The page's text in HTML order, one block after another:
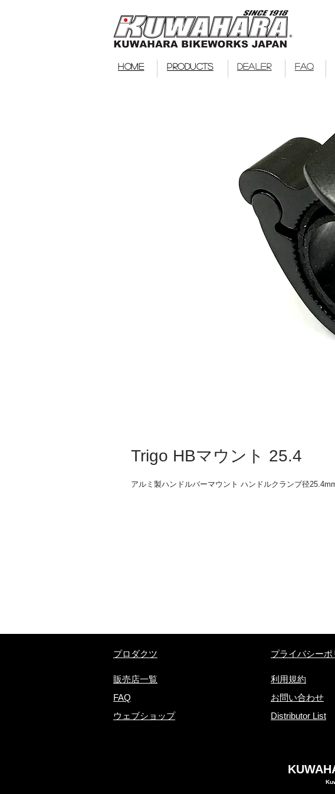
HOME PRODUCTS DEALER FAQ
Trigo HBマウント 25.4
アルミ製ハンドルバーマウント ハンドルクランプ径
​プロダクツ
販売店一覧
FAQ
ウェブショップ
プライバシーポ
利用規約
お問い合わせ
Distributor List